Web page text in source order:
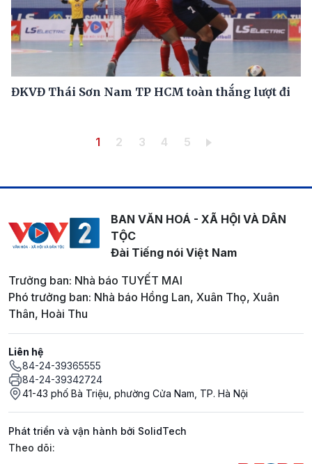
ĐKVĐ Thái Sơn Nam TP HCM toàn thắng lượt đi
Trang hiện thời
1 Trang
2 Trang
3 Trang
4 Trang
5
BAN VĂN HOÁ - XÃ HỘI VÀ DÂN
TỘC
Đài Tiếng nói Việt Nam
Trưởng ban: Nhà báo TUYẾT MAI
Phó trưởng ban: Nhà báo Hồng Lan, Xuân Thọ, Xuân
Thân, Hoài Thu
Liên hệ
84-24-39365555
84-24-39342724
41-43 phố Bà Triệu, phường Cửa Nam, TP. Hà Nội
Phát triển và vận hành bởi SolidTech
Mạng xã hội
Theo dõi: